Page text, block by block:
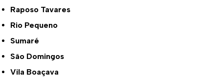
Raposo Tavares
Rio Pequeno
Sumaré
São Domingos
Vila Boaçava